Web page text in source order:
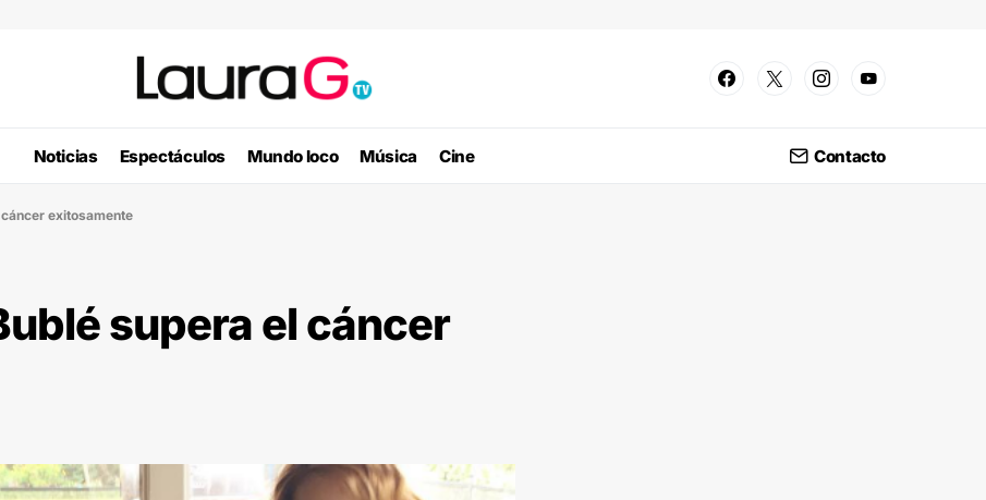
Noticias Espectáculos Mundo loco Música Cine Contacto
exitosamente
supera el cáncer